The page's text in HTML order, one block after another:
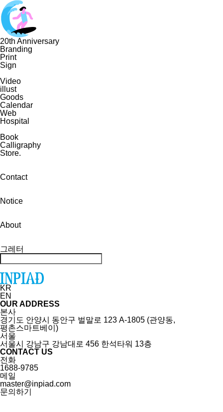
20th Anniversary
Branding
Print
Sign
Video
illust
Goods
Calendar
Web
Hospital
Book
Calligraphy
Store.
Contact
Notice
About
그레터
KR
EN
OUR ADDRESS
본사
경기도 안양시 동안구 벌말로 123 A-1805 (관양동,
평촌스마트베이)
서울
서울시 강남구 강남대로 456 한석타워 13층
CONTACT US
전화
1688-9785
메일
master@inpiad.com
문의하기